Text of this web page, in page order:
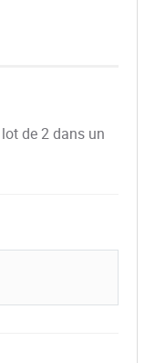
de 2 dans un